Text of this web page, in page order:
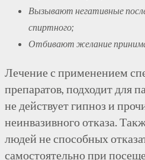
Вызывают негативные
спиртного;
Отбивают желание
Лечение с применением
препаратов, подходит для
не действует гипноз и
неинвазивного отказа.
людей не способных
самостоятельно при